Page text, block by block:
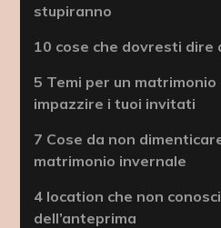
stupiranno
10 cose che dovresti
5 Temi per un
impazzire i tuoi invitati
7 Cose da non
matrimonio invernale
4 location che non
dell’anteprima